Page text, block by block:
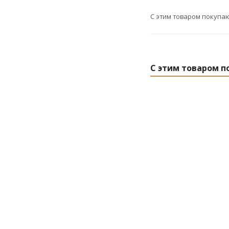
С этим товаром
С этим товаром